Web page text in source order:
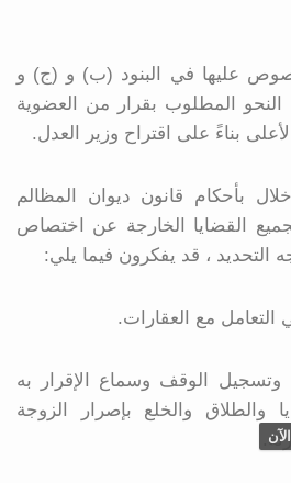
عليها في البنود (ب) و (ج) و
المطلوب بقرار من العضوية
بناءً على اقتراح وزير العدل.
الإخلال بأحكام قانون ديوان المظالم
القضايا الخارجة عن اختصاص
التحديد ، قد يفكرون فيما يلي:
التعامل مع العقارات.
وتسجيل الوقف وسماع الإقرار به
والطلاق والخلع بإصرار الزوجة